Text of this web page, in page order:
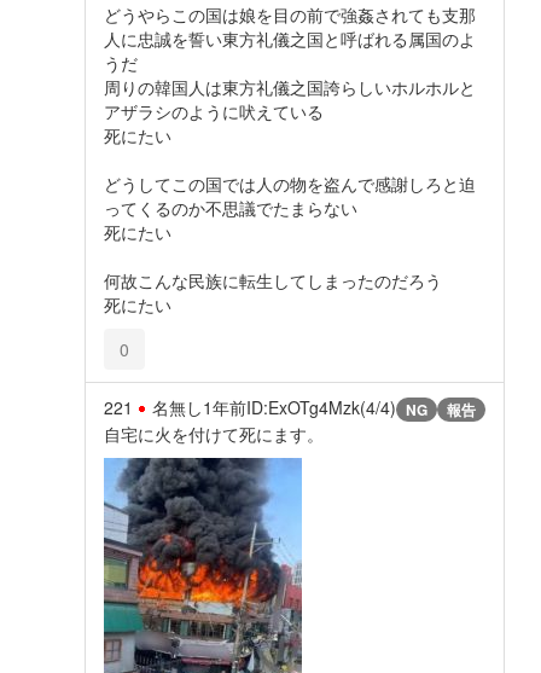
どうやらこの国は娘を目の前で強姦されても支那
人に忠誠を誓い東方礼儀之国と呼ばれる属国のよ
うだ
周りの韓国人は東方礼儀之国誇らしいホルホルと
アザラシのように吠えている
死にたい
どうしてこの国では人の物を盗んで感謝しろと迫
ってくるのか不思議でたまらない
死にたい
何故こんな民族に転生してしまったのだろう
死にたい
0
221 名無し1年前ID:ExOTg4Mzk(4/4) NG 報告
自宅に火を付けて死にます。